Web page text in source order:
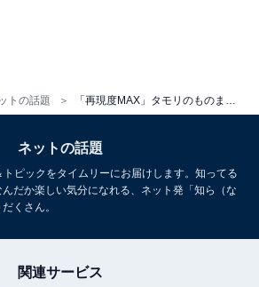
トの話題
ネットの話題
ピックをタイムリーにお届けします。知ってる
だか楽しい気分になれる、ネット発「知ら（な
くさん。
関連サービス